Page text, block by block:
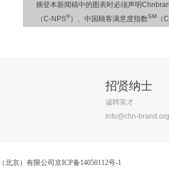
摘登本新闻稿中的图表时必须声明
（C-NPS®）、中国顾客满意度指数SM（
招贤纳士
诚聘英才
info@chn-brand.org
北京）有限公司京ICP备14050112号-1